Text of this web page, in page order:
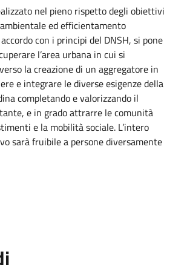
nel pieno rispetto degli obiettivi
ed efficientamento
con i principi del DNSH, si pone
l’area urbana in cui si
la creazione di un aggregatore in
e integrare le diverse esigenze della
completando e valorizzando il
e in grado attrarre le comunità
e la mobilità sociale. L’intero
sarà fruibile a persone diversamente